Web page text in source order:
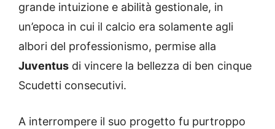
grande intuizione e abilità gestionale, in
un’epoca in cui il calcio era solamente agli
albori del professionismo, permise alla
Juventus di vincere la bellezza di ben cinque
Scudetti consecutivi.
A interrompere il suo progetto fu purtroppo